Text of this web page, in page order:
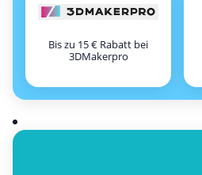
Bis zu 15 € Rabatt bei
3DMakerpro